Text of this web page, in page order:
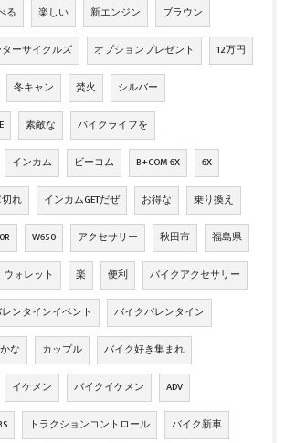
る 楽しい 新エンジン ブラウン
ーサイクルズ オプションプレゼント 12万円
冬キャン 焚火 シルバー
素敵な バイクライフを
インカム ビーコム B+COM 6X 6X
れ インカムGETだぜ お得な 乗り換え
W650 アクセサリー 秋田市 福島県
ウォレット 楽 便利 バイクアクセサリー
ンタインイベント バイクバレンタイン
な カップル バイク好き集まれ
イケメン バイクイケメン ADV
トラクションコントロール バイク新車